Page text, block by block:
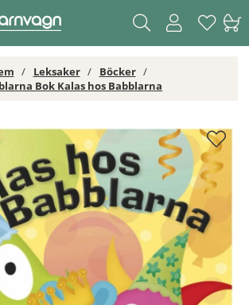
Leksaker
Böcker
Bok Kalas hos Babblarna
hos Babblarna